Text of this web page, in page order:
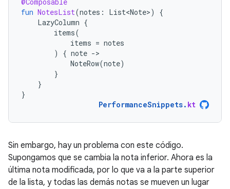
fun NotesList(notes : List<Note>)
{
LazyColumn {
items(
items = notes
)
{ note -
NoteRow(note)
}
}
}
PerformanceSnippets. kt
Sin embargo, hay un problema con este código.
Supongamos que se cambia la nota inferior. Ahora es la
última nota modificada, por lo que va a la parte superior
de la lista, y todas las demás notas se mueven un lugar